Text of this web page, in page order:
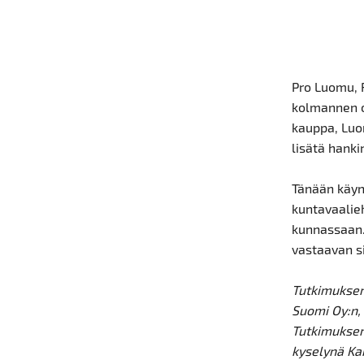
Pro
kolmannen
kauppa,
lisätä
Tänään
vastaavan
Suomi
kyselynä